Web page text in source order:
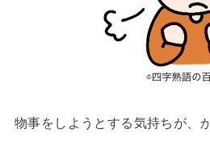
物事をしようとする気持ちが、